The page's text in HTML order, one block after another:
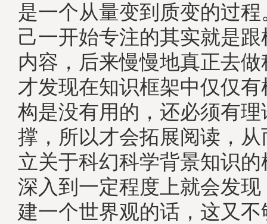
是一个从量变到质变的过
己一开始专注的其实就是
内容，后来慢慢地真正去
才发现在知识框架中仅仅
构是没有用的，还必须有
撑，所以才会拓展阅读，
立关于科幻科学背景知识
深入到一定程度上就会发
建一个世界观的话，这又